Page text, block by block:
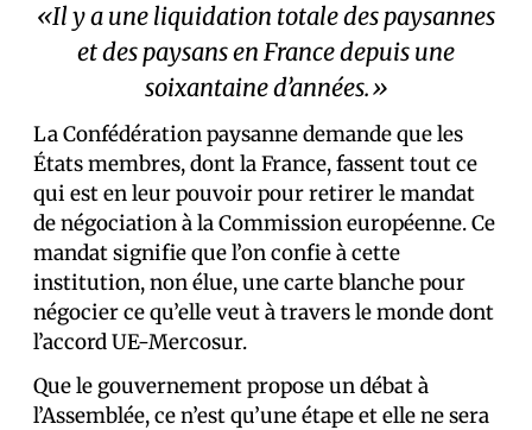
«Il y a une liquidation totale des paysannes
et des paysans en France depuis une
soixantaine d’années.»
La Confédération paysanne demande que les
États membres, dont la France, fassent tout ce
qui est en leur pouvoir pour retirer le mandat
de négociation à la Commission européenne. Ce
mandat signifie que l’on confie à cette
institution, non élue, une carte blanche pour
négocier ce qu’elle veut à travers le monde dont
l’accord UE-Mercosur.
Que le gouvernement propose un débat à
l’Assemblée, ce n’est qu’une étape et elle ne sera